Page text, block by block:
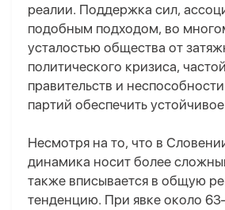
реалии. Поддержка сил,
подобным подходом, во
усталостью общества от
политического кризиса,
правительств и
партий обеспечить
Несмотря на то, что в
динамика носит более
также вписывается в общую
тенденцию. При явке около